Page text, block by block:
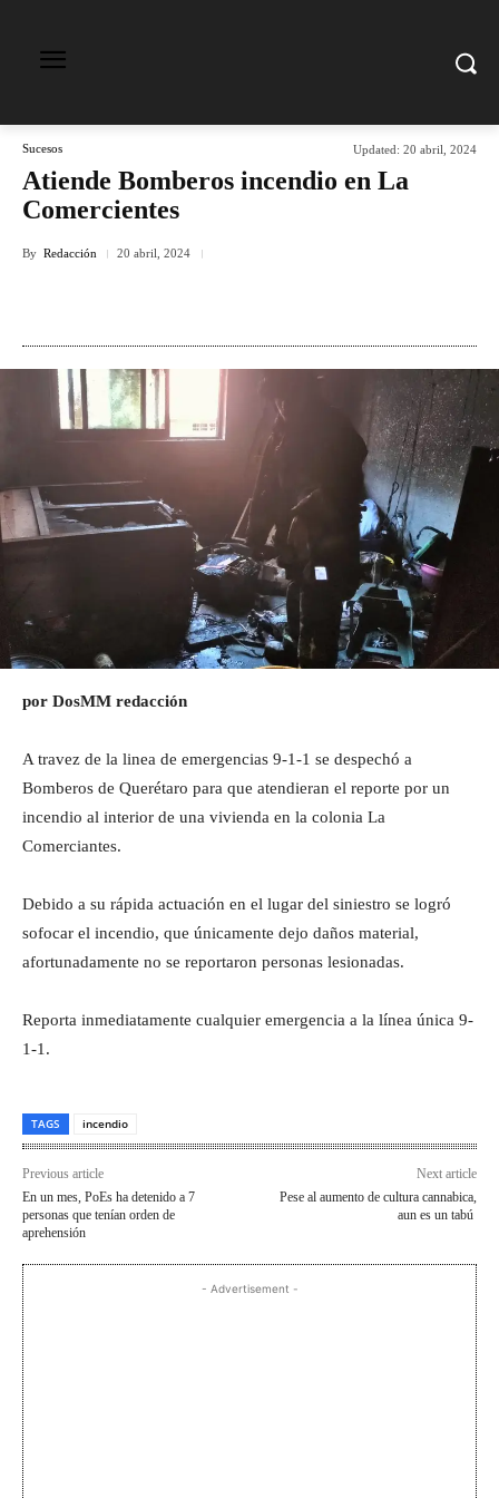
Sucesos Updated: 20 abril, 2024
Atiende Bomberos incendio en La
Comercientes
By Redacción 20 abril, 2024
por DosMM redacción
A travez de la linea de emergencias 9-1-1 se despechó a
Bomberos de Querétaro para que atendieran el reporte por un
incendio al interior de una vivienda en la colonia La
Comerciantes.
Debido a su rápida actuación en el lugar del siniestro se logró
sofocar el incendio, que únicamente dejo daños material,
afortunadamente no se reportaron personas lesionadas.
Reporta inmediatamente cualquier emergencia a la línea única 9-
1-1.
TAGS incendio
Previous article
En un mes, PoEs ha detenido a 7
personas que tenían orden de
aprehensión
Next article
Pese al aumento de cultura cannabica,
aun es un tabú
- Advertisement -